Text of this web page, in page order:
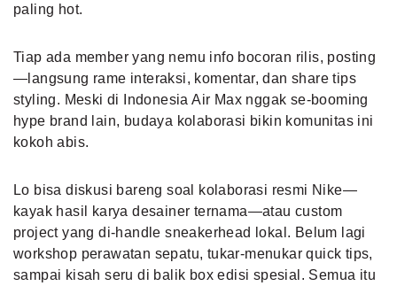
paling hot.
Tiap ada member yang nemu info bocoran rilis, posting
—langsung rame interaksi, komentar, dan share tips
styling. Meski di Indonesia Air Max nggak se-booming
hype brand lain, budaya kolaborasi bikin komunitas ini
kokoh abis.
Lo bisa diskusi bareng soal kolaborasi resmi Nike—
kayak hasil karya desainer ternama—atau custom
project yang di-handle sneakerhead lokal. Belum lagi
workshop perawatan sepatu, tukar-menukar quick tips,
sampai kisah seru di balik box edisi spesial. Semua itu